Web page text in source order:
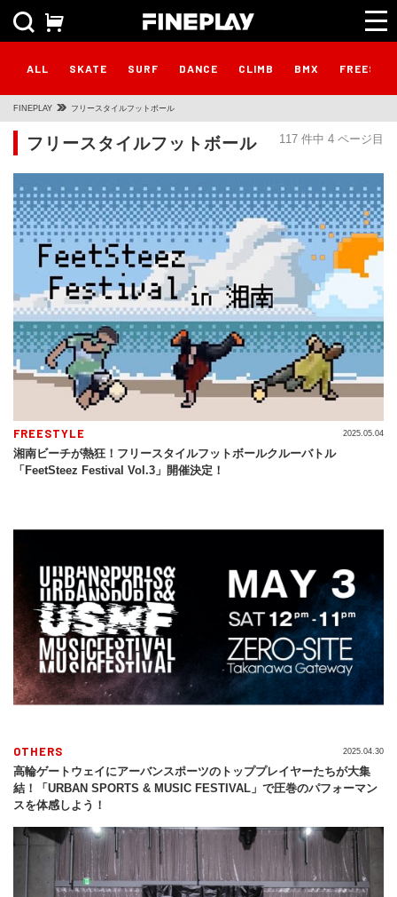
ALL SKATE SURF DANCE CLIMB BMX
FINEPLAY フリースタイルフットボール
117 件中 4 ページ目
フリースタイルフットボール
FREESTYLE
湘南ビーチが熱狂！フリースタイルフットボールクルーバトル
「FeetSteez Festival Vol.3」開催決定！
2025.05.04
OTHERS
高輪ゲートウェイにアーバンスポーツのトッププレイヤーたちが大集
結！「URBAN SPORTS & MUSIC FESTIVAL」で圧巻のパフォーマン
スを体感しよう！
2025.04.30